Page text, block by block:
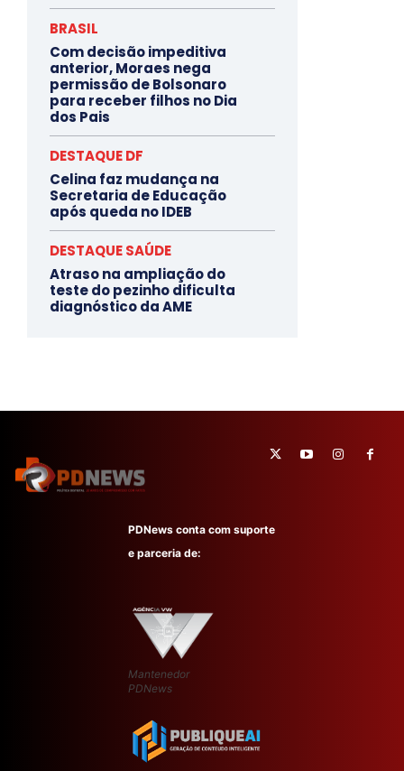
BRASIL
Com decisão impeditiva
anterior, Moraes nega
permissão de Bolsonaro
para receber filhos no Dia
dos Pais
DESTAQUE DF
Celina faz mudança na
Secretaria de Educação
após queda no IDEB
DESTAQUE SAÚDE
Atraso na ampliação do
teste do pezinho dificulta
diagnóstico da AME
PDNews conta com suporte
e parceria de:
Mantenedor
PDNews